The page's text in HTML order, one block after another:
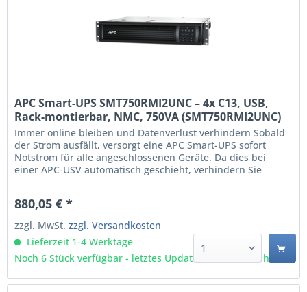
APC Smart-UPS SMT750RMI2UNC – 4x C13, USB,
Rack-montierbar, NMC, 750VA (SMT750RMI2UNC)
Immer online bleiben und Datenverlust verhindern Sobald
der Strom ausfällt, versorgt eine APC Smart-UPS sofort
Notstrom für alle angeschlossenen Geräte. Da dies bei
einer APC-USV automatisch geschieht, verhindern Sie
Shutdown-Software können Sie kritische IT-Hardware
sogar...
880,05 € *
zzgl. MwSt.zzgl. Versandkosten
Lieferzeit 1-4 Werktage
Noch 6 Stück verfügbar - letztes Update 07.08 - 3:03 Uhr